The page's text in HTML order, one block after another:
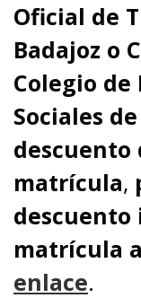
Oficial de
Badajoz o
Colegio de
Sociales
descuento
matrícula,
descuento
matrícula
enlace.